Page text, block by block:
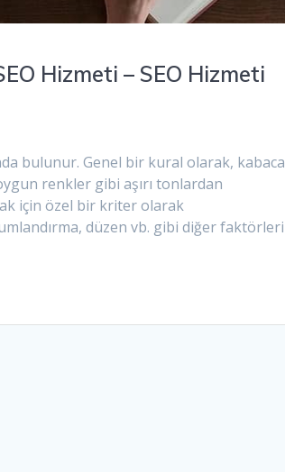
Hizmeti – SEO Hizmeti
bulunur. Genel bir kural olarak, kabaca
renkler gibi aşırı tonlardan
için özel bir kriter olarak
düzen vb. gibi diğer faktörleri